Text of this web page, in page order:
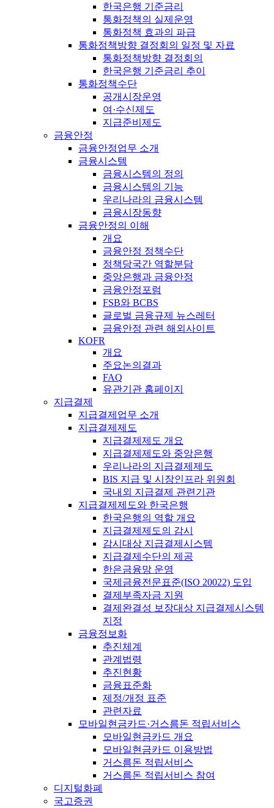
한국은행 기준금리
통화정책의 실제운영
통화정책 효과의 파급
통화정책방향 결정회의 일정 및 자료
통화정책방향 결정회의
한국은행 기준금리 추이
통화정책수단
공개시장운영
여·수신제도
지급준비제도
금융안정
금융안정업무 소개
금융시스템
금융시스템의 정의
금융시스템의 기능
우리나라의 금융시스템
금융시장동향
금융안정의 이해
개요
금융안정 정책수단
정책당국간 역할분담
중앙은행과 금융안정
금융안정포럼
FSB와 BCBS
글로벌 금융규제 뉴스레터
금융안정 관련 해외사이트
KOFR
개요
주요논의결과
FAQ
유관기관 홈페이지
지급결제
지급결제업무 소개
지급결제제도
지급결제제도 개요
지급결제제도와 중앙은행
우리나라의 지급결제제도
BIS 지급 및 시장인프라 위원회
국내외 지급결제 관련기관
지급결제제도와 한국은행
한국은행의 역할 개요
지급결제제도의 감시
감시대상 지급결제시스템
지급결제수단의 제공
한은금융망 운영
국제금융전문표준(ISO 20022) 도입
결제부족자금 지원
결제완결성 보장대상 지급결제시스템
지정
금융정보화
추진체계
관계법령
추진현황
금융표준화
제정/개정 표준
관련자료
모바일현금카드·거스름돈 적립서비스
모바일현금카드 개요
모바일현금카드 이용방법
거스름돈 적립서비스
거스름돈 적립서비스 참여
디지털화폐
국고증권